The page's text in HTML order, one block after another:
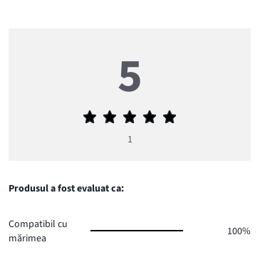
5
Evaluarea
5
1
Produsul a fost evaluat ca:
Compatibil cu
mărimea
100%